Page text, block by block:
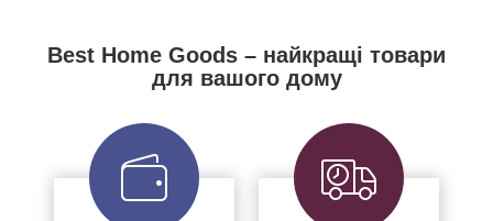
Best Home Goods – найкращі товари
для вашого дому